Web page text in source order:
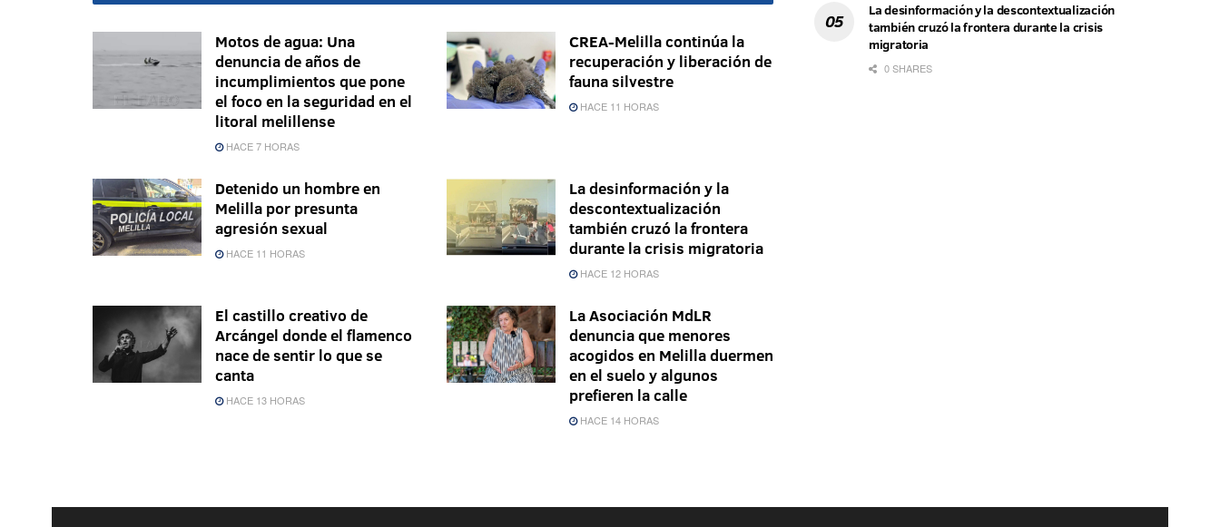
Motos de agua: Una
denuncia de años de
incumplimientos que pone
el foco en la seguridad en el
litoral melillense
HACE 7 HORAS
CREA-Melilla continúa la
recuperación y liberación de
fauna silvestre
HACE 11 HORAS
Detenido un hombre en
Melilla por presunta
agresión sexual
HACE 11 HORAS
La desinformación y la
descontextualización
también cruzó la frontera
durante la crisis migratoria
HACE 12 HORAS
El castillo creativo de
Arcángel donde el flamenco
nace de sentir lo que se
canta
HACE 13 HORAS
La Asociación MdLR
denuncia que menores
acogidos en Melilla duermen
en el suelo y algunos
prefieren la calle
HACE 14 HORAS
La desinformación y la descontextualización
también cruzó la frontera durante la crisis
migratoria
0 SHARES